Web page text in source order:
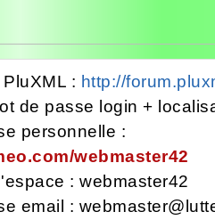
: http://
de passe login +
personnelle :
webmaster42
: webmaster42
email :